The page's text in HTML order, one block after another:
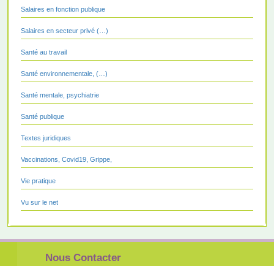
Salaires en fonction publique
Salaires en secteur privé (…)
Santé au travail
Santé environnementale, (…)
Santé mentale, psychiatrie
Santé publique
Textes juridiques
Vaccinations, Covid19, Grippe,
Vie pratique
Vu sur le net
Nous Contacter